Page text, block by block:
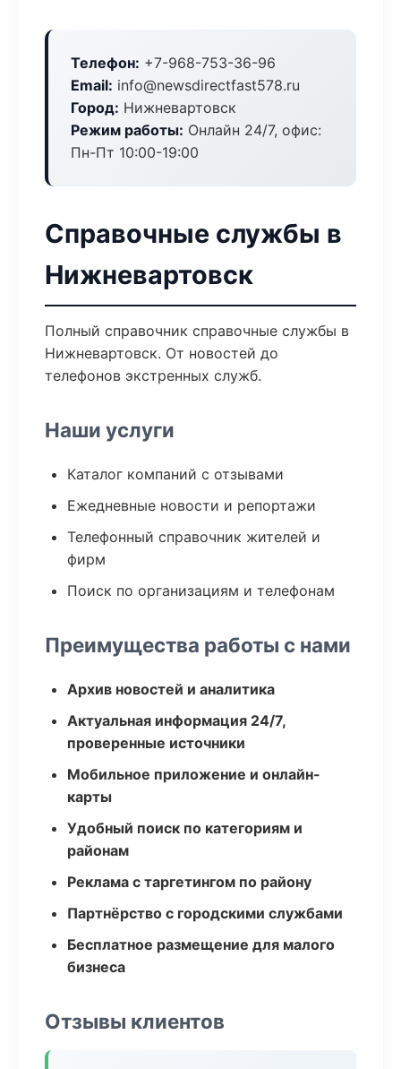
Телефон: +7-968-753-36-96
Email: info@newsdirectfast578.ru
Город: Нижневартовск
Режим работы: Онлайн 24/7, офис:
Пн-Пт 10:00-19:00
Справочные службы в
Нижневартовск
Полный справочник справочные службы в
Нижневартовск. От новостей до
телефонов экстренных служб.
Наши услуги
Каталог компаний с отзывами
Ежедневные новости и репортажи
Телефонный справочник жителей и
фирм
Поиск по организациям и телефонам
Преимущества работы с нами
Архив новостей и аналитика
Актуальная информация 24/7,
проверенные источники
Мобильное приложение и онлайн-
карты
Удобный поиск по категориям и
районам
Реклама с таргетингом по району
Партнёрство с городскими службами
Бесплатное размещение для малого
бизнеса
Отзывы клиентов